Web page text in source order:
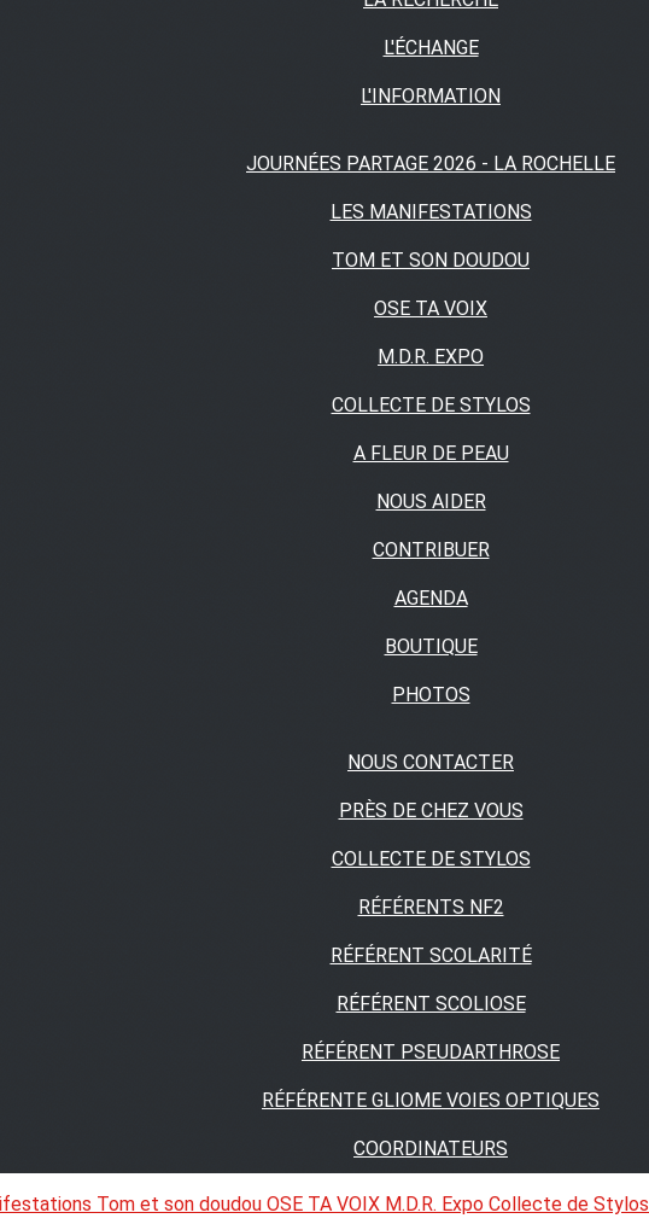
L'ÉCHANGE
L'INFORMATION
JOURNÉES PARTAGE 2026 - LA ROCHELLE
LES MANIFESTATIONS
TOM ET SON DOUDOU
OSE TA VOIX
M.D.R. EXPO
COLLECTE DE STYLOS
A FLEUR DE PEAU
NOUS AIDER
CONTRIBUER
AGENDA
BOUTIQUE
PHOTOS
NOUS CONTACTER
PRÈS DE CHEZ VOUS
COLLECTE DE STYLOS
RÉFÉRENTS NF2
RÉFÉRENT SCOLARITÉ
RÉFÉRENT SCOLIOSE
RÉFÉRENT PSEUDARTHROSE
RÉFÉRENTE GLIOME VOIES OPTIQUES
COORDINATEURS
Tom et son doudou OSE TA VOIX M.D.R. Expo Collecte de Stylos